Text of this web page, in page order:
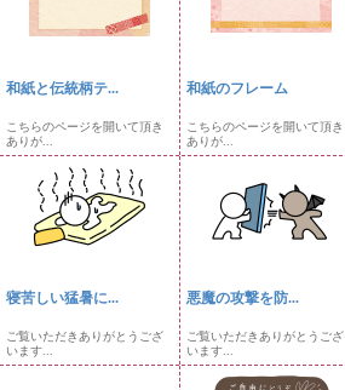
和紙と伝統柄テ...
こちらのページを開いて頂き
ありが...
和紙のフレーム
こちらのページを開いて頂き
ありが...
寝苦しい猛暑に...
ご覧いただきありがとうござ
います...
悪魔の攻撃を防...
ご覧いただきありがとうござ
います...